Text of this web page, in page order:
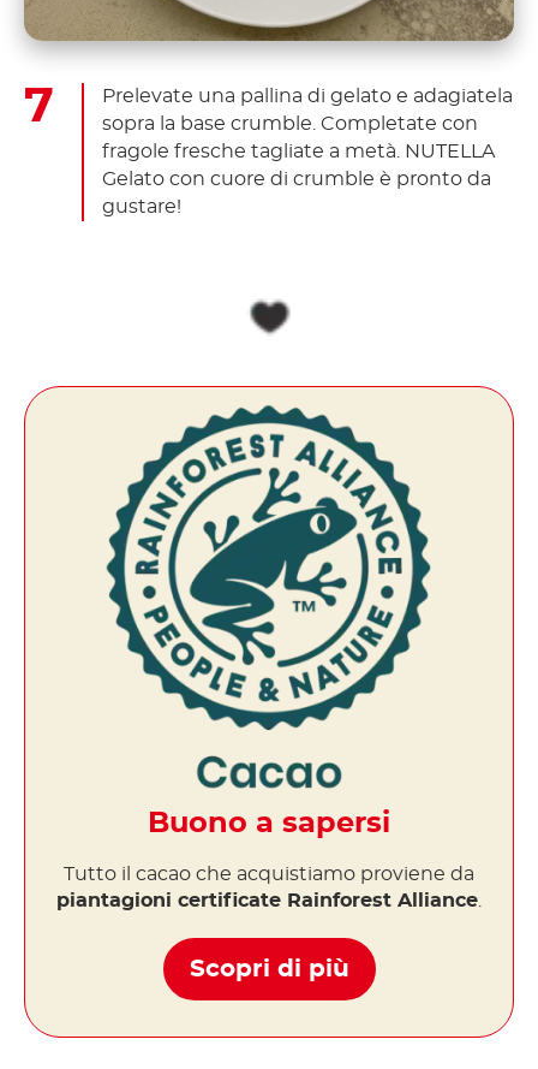
Prelevate una pallina di gelato e adagiatela
sopra la base crumble. Completate con
fragole fresche tagliate a metà. NUTELLA
Gelato con cuore di crumble è pronto da
gustare!
Buono a sapersi
Tutto il cacao che acquistiamo proviene da
piantagioni certificate Rainforest Alliance.
Scopri di più